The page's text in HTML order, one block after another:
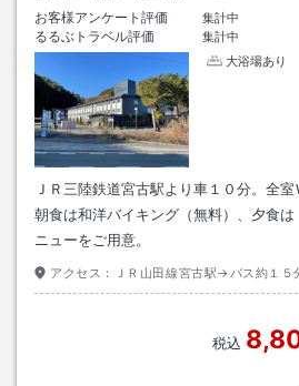
お客様アンケート評価
集計中
るるぶトラベル評価
集計中
大浴場あり
ＪＲ三陸鉄道宮古駅より車１０分。全室
朝食は和洋バイキング（無料）、夕食
ニューをご用意。
アクセス： ＪＲ山田線宮古駅→バス約１
税込